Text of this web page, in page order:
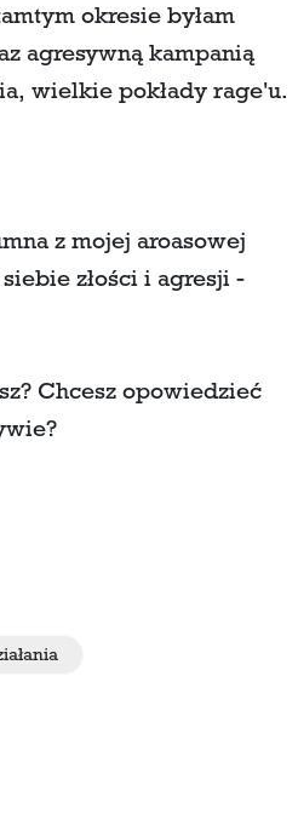
okresie byłam
agresywną kampanią
wielkie pokłady rage'u.
z mojej aroasowej
złości i agresji -
Chcesz opowiedzieć